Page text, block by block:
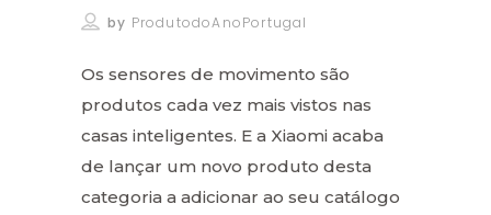
by ProdutodoAnoPortugal
Os sensores de movimento são
produtos cada vez mais vistos nas
casas inteligentes. E a Xiaomi acaba
de lançar um novo produto desta
categoria a adicionar ao seu catálogo